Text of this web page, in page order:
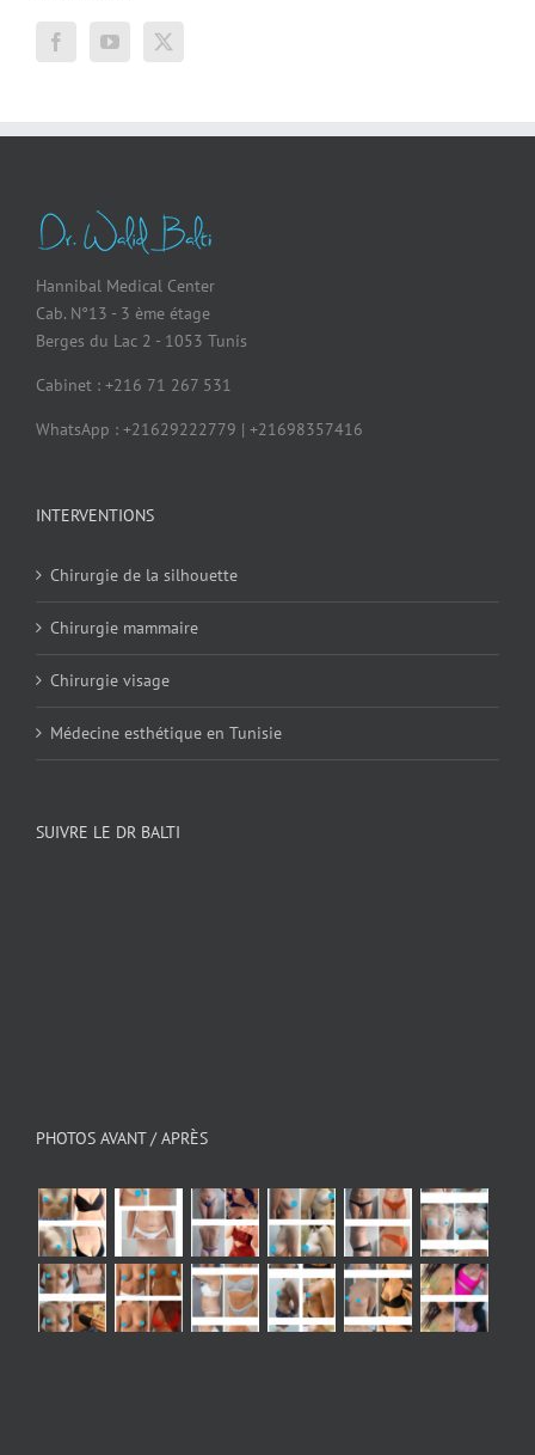
Hannibal Medical Center
Cab. N°13 - 3 ème étage
Berges du Lac 2 - 1053 Tunis
Cabinet : +216 71 267 531
WhatsApp : +21629222779 | +21698357416
INTERVENTIONS
Chirurgie de la silhouette
Chirurgie mammaire
Chirurgie visage
Médecine esthétique en Tunisie
SUIVRE LE DR BALTI
PHOTOS AVANT / APRÈS